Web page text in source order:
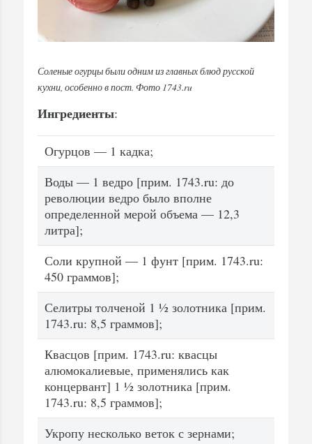
Соленые огурцы были одним из главных блюд русской
кухни, особенно в пост. Фото 1743.ru
Ингредиенты:
Огурцов — 1 кадка;
Воды — 1 ведро [прим. 1743.ru: до
революции ведро было вполне
определенной мерой объема — 12,3
литра];
Соли крупной — 1 фунт [прим. 1743.ru:
450 граммов];
Селитры толченой 1 ½ золотника [прим.
1743.ru: 8,5 граммов];
Квасцов [прим. 1743.ru: квасцы
алюмокалиевые, применялись как
концервант] 1 ½ золотника [прим.
1743.ru: 8,5 граммов];
Укропу несколько веток с зернами;